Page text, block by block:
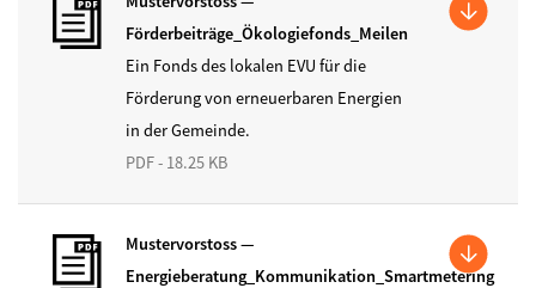
Förderbeiträge_Ökologiefonds_Meilen
Ein Fonds des lokalen EVU für die
Förderung von erneuerbaren Energien
in der Gemeinde.
PDF - 18.25 KB
Mustervorstoss —
Energieberatung_Kommunikation_Smartmetering